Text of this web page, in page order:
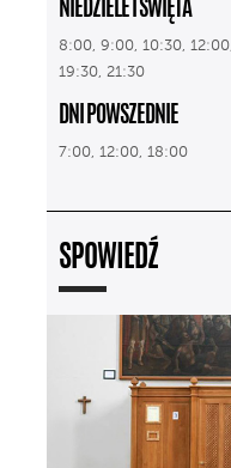
NIEDZIELE I ŚWIĘTA
8:00, 9:00, 10:30,
19:30, 21:30
DNI POWSZEDNIE
7:00, 12:00, 18:00
SPOWIEDŹ